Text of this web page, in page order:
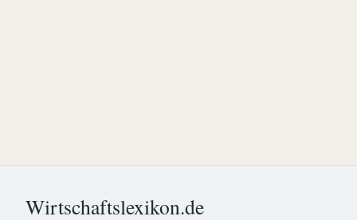
Wirtschaftslexikon.de